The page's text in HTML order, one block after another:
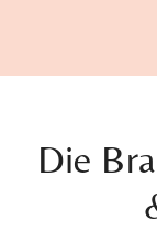
Die